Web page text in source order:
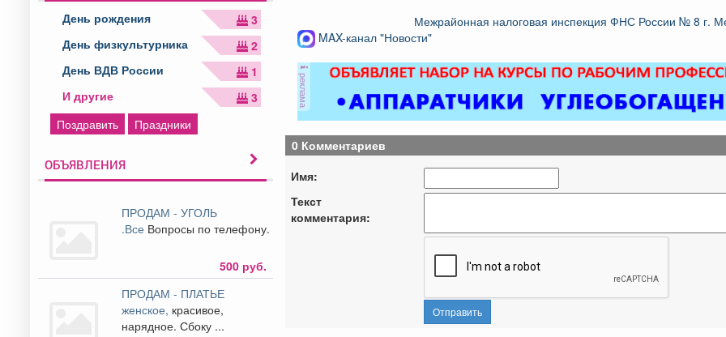
День рождения
3
День физкультурника
2
День ВДВ России
1
И другие
3
Поздравить
Праздники
ОБЪЯВЛЕНИЯ
ПРОДАМ - УГОЛЬ
.Все Вопросы по телефону.
500 руб.
ПРОДАМ - ПЛАТЬЕ
женское, красивое,
нарядное. Сбоку ...
Межрайонная налоговая инспекция ФНС России № 8 г.
MAX-канал "Новости"
реклама
0 Комментариев
Имя:
Текст
комментария:
Отправить